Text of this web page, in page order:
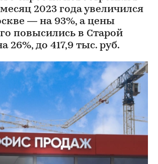
2023 года увеличился
— на 93%, а цены
повысились в Старой
26%, до 417,9 тыс. руб.